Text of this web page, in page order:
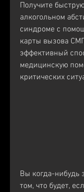
Получите
алкогольном
синдроме с
карты вызова
эффективный
медицинскую
критических
Вы когда-нибудь
том, что будет,